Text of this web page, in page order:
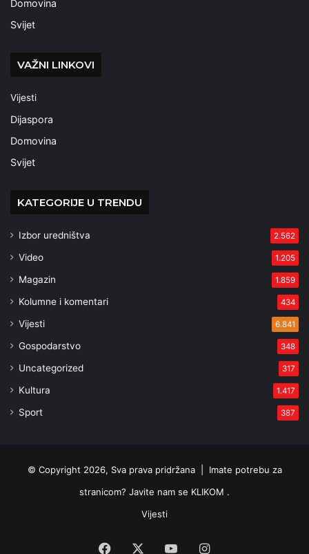
Domovina
Svijet
VAŽNI LINKOVI
Vijesti
Dijaspora
Domovina
Svijet
KATEGORIJE U TRENDU
Izbor uredništva 2.562
Video 1.205
Magazin 1.859
Kolumne i komentari 434
Vijesti 6.841
Gospodarstvo 348
Uncategorized 317
Kultura 1.417
Sport 387
© Copyright 2026, Sva prava pridržana | Imate potrebu za
stranicom? Javite nam se KLIKOM .
Vijesti
Facebook YouTubeInstagram